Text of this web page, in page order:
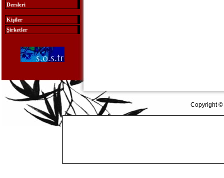
Dersleri
Kişiler
Şirketler
Copyright ©